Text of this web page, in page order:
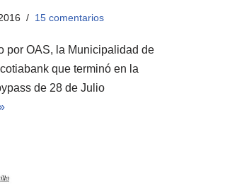
15 comentarios
por OAS, la Municipalidad de
que terminó en la
de 28 de Julio